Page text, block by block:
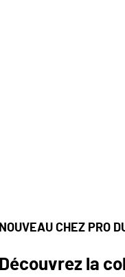
NOUVEAU CHEZ PRO
Découvrez la